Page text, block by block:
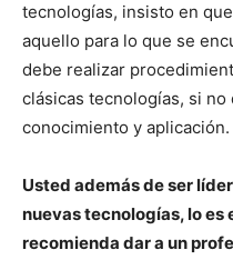
tecnologías, insisto en
aquello para lo que se
debe realizar
clásicas tecnologías, si no
conocimiento y aplicación.
Usted además de ser
nuevas tecnologías, lo es
recomienda dar a un